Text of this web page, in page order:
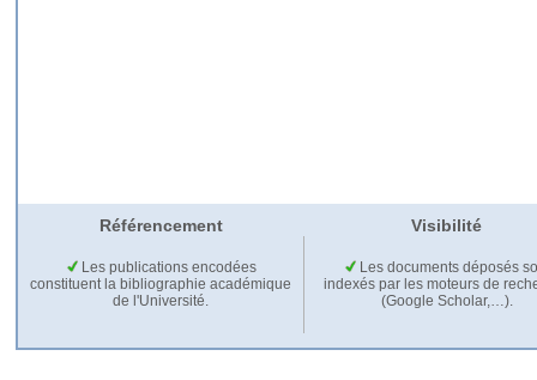
Référencement Visibilité
Les publications encodées
constituent la bibliographie académique
de l'Université.
Les documents déposés
indexés par les moteurs de
(Google Scholar,…).